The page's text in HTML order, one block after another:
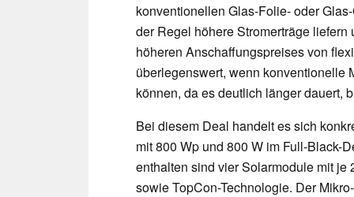
konventionellen Glas-Folie- oder
der Regel höhere Stromerträge
höheren Anschaffungspreises von
überlegenswert, wenn konventionelle
können, da es deutlich länger dauert,
Bei diesem Deal handelt es sich
mit 800 Wp und 800 W im Full-Black-
enthalten sind vier Solarmodule mit
sowie TopCon-Technologie. Der